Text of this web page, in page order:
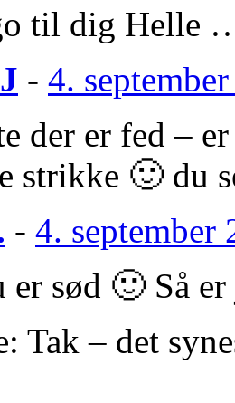
til dig Helle …
- 4.
der er fed –
strikke 🙂 du
- 4.
er sød 🙂 Så
Tak – det